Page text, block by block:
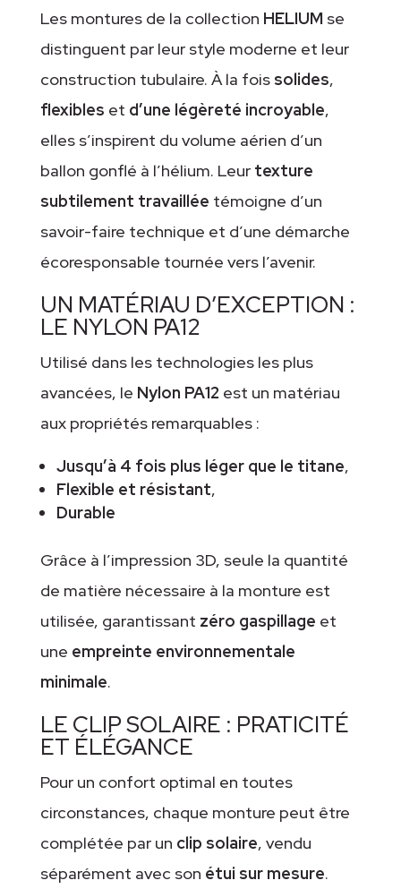
Les montures de la collection HELIUM se
distinguent par leur style moderne et leur
construction tubulaire. À la fois solides,
flexibles et d’une légèreté incroyable,
elles s’inspirent du volume aérien d’un
ballon gonflé à l’hélium. Leur texture
subtilement travaillée témoigne d’un
savoir-faire technique et d’une démarche
écoresponsable tournée vers l’avenir.
UN MATÉRIAU D’EXCEPTION :
LE NYLON PA12
Utilisé dans les technologies les plus
avancées, le Nylon PA12 est un matériau
aux propriétés remarquables :
Jusqu’à 4 fois plus léger que le titane,
Flexible et résistant,
Durable
Grâce à l’impression 3D, seule la quantité
de matière nécessaire à la monture est
utilisée, garantissant zéro gaspillage et
une empreinte environnementale
minimale.
LE CLIP SOLAIRE : PRATICITÉ
ET ÉLÉGANCE
Pour un confort optimal en toutes
circonstances, chaque monture peut être
complétée par un clip solaire, vendu
séparément avec son étui sur mesure.